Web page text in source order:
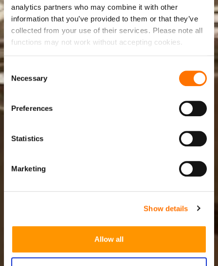
analytics partners who may combine it with other
information that you’ve provided to them or that they’ve
collected from your use of their services. Please note all
functions may not work without accepting cookies.
Consent
Selection
Necessary
Preferences
Statistics
Marketing
Show details
Allow all